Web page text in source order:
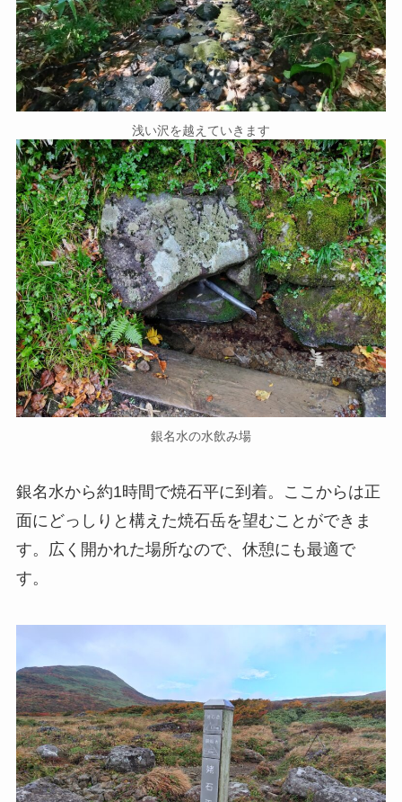
浅い沢を越えていきます
銀名水の水飲み場
銀名水から約1時間で焼石平に到着。ここからは正
面にどっしりと構えた焼石岳を望むことができま
す。広く開かれた場所なので、休憩にも最適で
す。